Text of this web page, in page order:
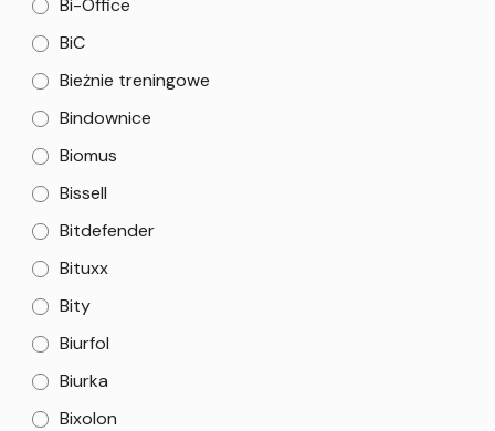
Bi-Office
BiC
Bieżnie treningowe
Bindownice
Biomus
Bissell
Bitdefender
Bituxx
Bity
Biurfol
Biurka
Bixolon